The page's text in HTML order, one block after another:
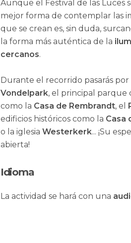
Aunque el Festival de las Luces
mejor forma de contemplar las
que se crean es, sin duda,
la forma más auténtica de la
cercanos.
Durante el recorrido pasarás
Vondelpark, el principal parque
como la Casa de Rembrandt, el
edificios históricos como la Casa
o la iglesia Westerkerk... ¡Su
abierta!
Idioma
La actividad se hará con una